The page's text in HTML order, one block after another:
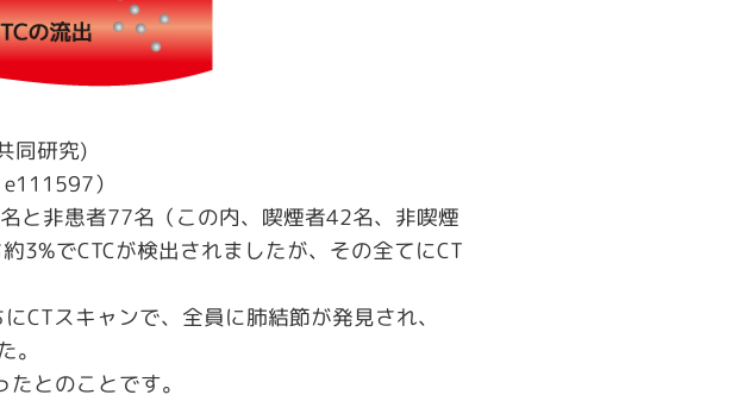
同研究)
）
と非患者77名（この内、喫煙者42名、非喫煙
3%でCTCが検出されましたが、その全てにCT
CTスキャンで、全員に肺結節が発見され、
とのことです。